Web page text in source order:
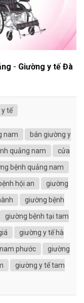
- Giường y tế Đà
y tế
nam
bán giường y
quảng nam
cửa
bệnh quảng nam
hội an
giường
giường bệnh
giường bệnh tại tam
giường y tế hà
phước
giường
giường y tế tam